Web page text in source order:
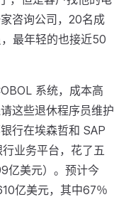
咨询公司，20名成
最年轻的也接近50
系统，成本高
这些退休程序员维护
行在埃森哲和 SAP
业务平台，花了五
亿美元）。预计今
亿美元，其中67％